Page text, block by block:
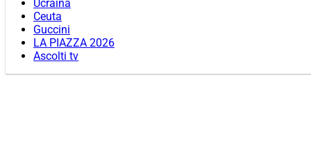
Ucraina
Ceuta
Guccini
LA PIAZZA 2026
Ascolti tv